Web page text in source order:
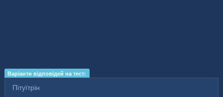
Варіанти відповідей на тест:
Пітуїтрін